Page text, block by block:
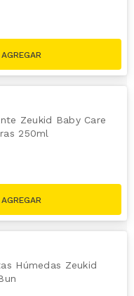
Zeukid Baby Care
250ml
Húmedas Zeukid